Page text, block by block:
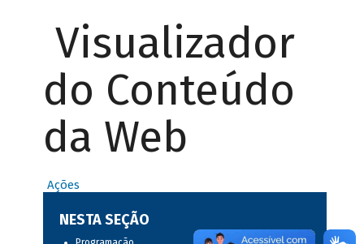
Visualizador
do Conteúdo
da Web
Ações
NESTA SEÇÃO